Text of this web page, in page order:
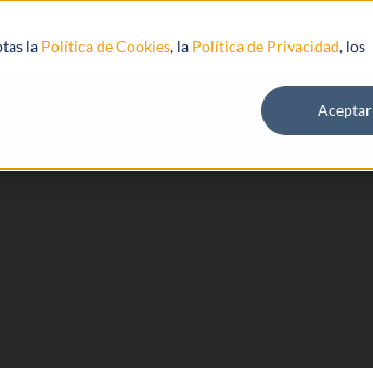
la Política de Cookies, la Política de Privacidad, los
Aceptar